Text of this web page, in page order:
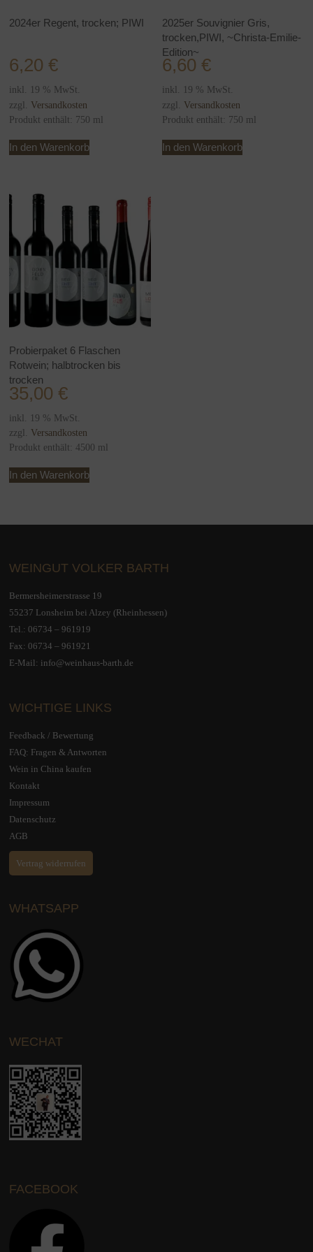
2024er Regent, trocken; PIWI
6,20 €
inkl. 19 % MwSt.
zzgl. Versandkosten
Produkt enthält: 750 ml
In den Warenkorb
2025er Souvignier Gris,
trocken,PIWI, ~Christa-Emilie-
Edition~
6,60 €
inkl. 19 % MwSt.
zzgl. Versandkosten
Produkt enthält: 750 ml
In den Warenkorb
Probierpaket 6 Flaschen
Rotwein; halbtrocken bis
trocken
35,00 €
inkl. 19 % MwSt.
zzgl. Versandkosten
Produkt enthält: 4500 ml
In den Warenkorb
WEINGUT VOLKER BARTH
Bermersheimerstrasse 19
55237 Lonsheim bei Alzey (Rheinhessen)
Tel.:06734 – 961919
Fax: 06734 – 961921
E-Mail: info@weinhaus-barth.de
WICHTIGE LINKS
Feedback / Bewertung
FAQ: Fragen & Antworten
Wein in China kaufen
Kontakt
Impressum
Datenschutz
AGB
Vertrag widerrufen
WHATSAPP
WECHAT
FACEBOOK